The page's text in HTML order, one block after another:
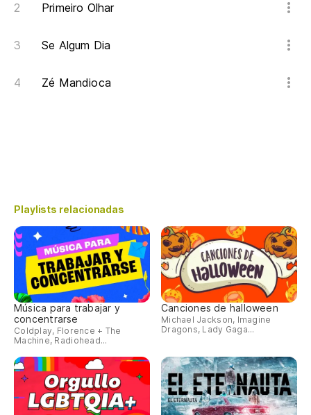
Primeiro Olhar
Se Algum Dia
Zé Mandioca
Playlists relacionadas
Música para trabajar y
concentrarse
Coldplay, Florence + The
Machine, Radiohead...
Canciones de halloween
Michael Jackson, Imagine
Dragons, Lady Gaga...